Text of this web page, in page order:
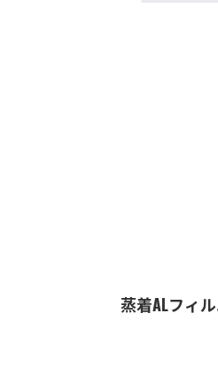
蒸着ALフィ